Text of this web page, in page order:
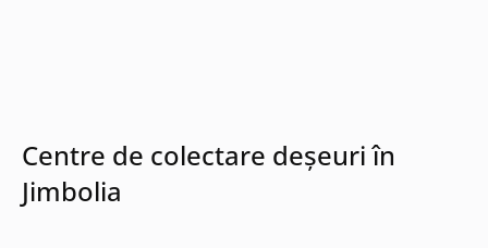
Centre de colectare deșeuri în
Jimbolia